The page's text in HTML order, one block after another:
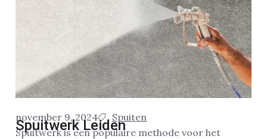
november 9, 2024 Spuiten
Spuitwerk Leiden
Spuitwerk is een populaire methode voor het